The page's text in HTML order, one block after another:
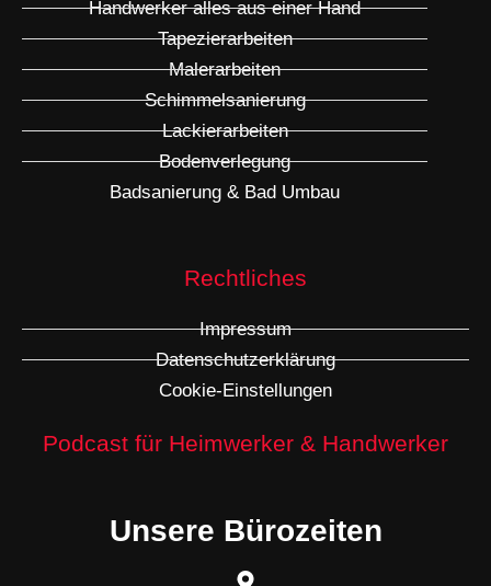
Handwerker alles aus einer Hand
Tapezierarbeiten
Malerarbeiten
Schimmelsanierung
Lackierarbeiten
Bodenverlegung
Badsanierung & Bad Umbau
Rechtliches
Impressum
Datenschutzerklärung
Cookie-Einstellungen
Podcast für Heimwerker & Handwerker
Unsere Bürozeiten